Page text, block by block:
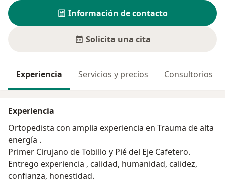
Información de contacto
Solicita una cita
Experiencia Servicios y precios Consultorios
Experiencia
Ortopedista con amplia experiencia en Trauma de alta
energía .
Primer Cirujano de Tobillo y Pié del Eje Cafetero.
Entrego experiencia , calidad, humanidad, calidez,
confianza, honestidad.